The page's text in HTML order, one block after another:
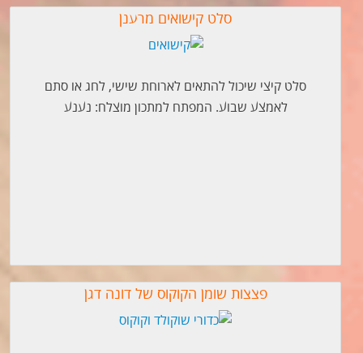
סלט קישואים מרענן
סלט קיצי שיכול להתאים לארוחת שישי, לחג או סתם
לאמצע שבוע. המפתח למתכון מוצלח: נענע
פצצות שומן הקוקוס של דונה דגן